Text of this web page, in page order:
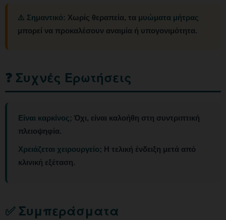
⚠️ Σημαντικό: Χωρίς θεραπεία, τα μυώματα μήτρας
μπορεί να προκαλέσουν αναιμία ή υπογονιμότητα.
❓ Συχνές Ερωτήσεις
Είναι καρκίνος; Όχι, είναι καλοήθη στη συντριπτική
πλειοψηφία.
Χρειάζεται χειρουργείο; Η τελική ένδειξη μετά από
κλινική εξέταση.
✅ Συμπεράσματα